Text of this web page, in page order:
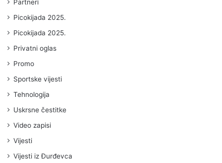
Partneri
Picokijada 2025.
Picokijada 2025.
Privatni oglas
Promo
Sportske vijesti
Tehnologija
Uskrsne čestitke
Video zapisi
Vijesti
Vijesti iz Đurđevca